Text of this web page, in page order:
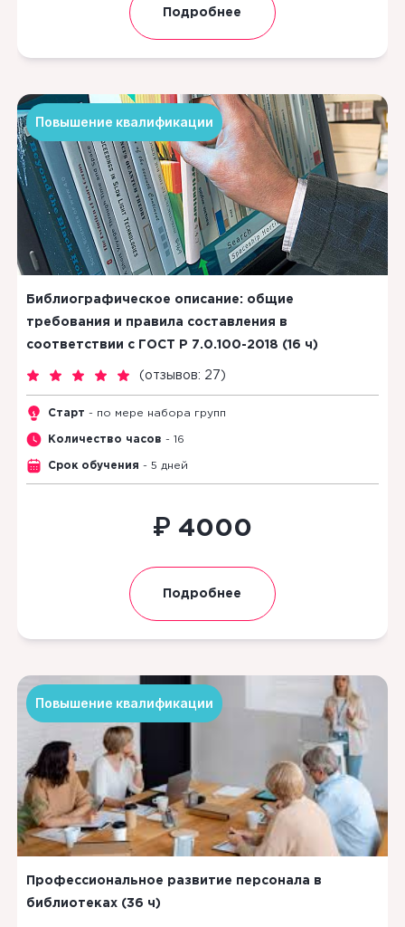
Подробнее
Повышение квалификации
Библиографическое описание: общие
требования и правила составления в
соответствии с ГОСТ Р 7.0.100-2018 (16 ч)
( отзывов: 27 )
Старт - по мере набора групп
Количество часов - 16
Срок обучения - 5 дней
₽ 4000
Подробнее
Повышение квалификации
Профессиональное развитие персонала в
библиотеках (36 ч)